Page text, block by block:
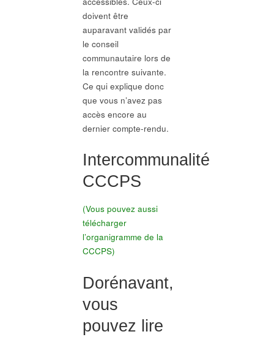
doivent être
auparavant validés par
le conseil
communautaire lors de
la rencontre suivante.
Ce qui explique donc
que vous n’avez pas
accès encore au
dernier compte-rendu.
Intercommunalité
CCCPS
(Vous pouvez aussi
télécharger
l’organigramme de la
CCCPS)
Dorénavant,
vous
pouvez lire